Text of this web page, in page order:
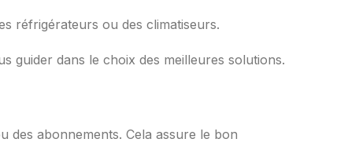
réfrigérateurs ou des climatiseurs.
guider dans le choix des meilleures solutions.
des abonnements. Cela assure le bon